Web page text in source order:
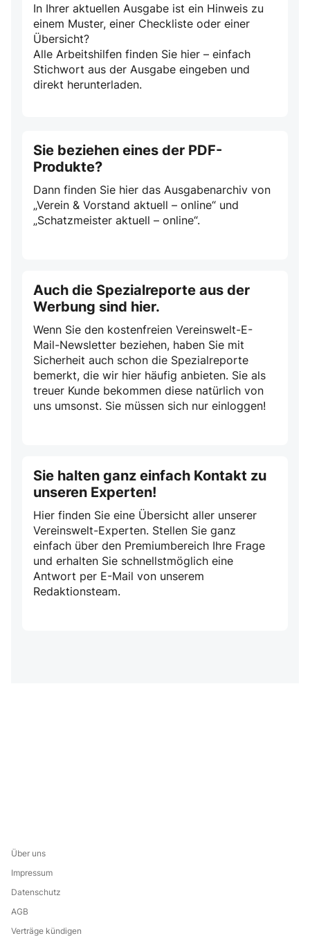
In Ihrer aktuellen Ausgabe ist ein Hinweis zu
einem Muster, einer Checkliste oder einer
Übersicht?
Alle Arbeitshilfen finden Sie hier – einfach
Stichwort aus der Ausgabe eingeben und
direkt herunterladen.
Sie beziehen eines der PDF-
Produkte?
Dann finden Sie hier das Ausgabenarchiv von
„Verein & Vorstand aktuell – online“ und
„Schatzmeister aktuell – online“.
Auch die Spezialreporte aus der
Werbung sind hier.
Wenn Sie den kostenfreien Vereinswelt-E-
Mail-Newsletter beziehen, haben Sie mit
Sicherheit auch schon die Spezialreporte
bemerkt, die wir hier häufig anbieten. Sie als
treuer Kunde bekommen diese natürlich von
uns umsonst. Sie müssen sich nur einloggen!
Sie halten ganz einfach Kontakt zu
unseren Experten!
Hier finden Sie eine Übersicht aller unserer
Vereinswelt-Experten. Stellen Sie ganz
einfach über den Premiumbereich Ihre Frage
und erhalten Sie schnellstmöglich eine
Antwort per E-Mail von unserem
Redaktionsteam.
Über uns
Impressum
Datenschutz
AGB
Verträge kündigen